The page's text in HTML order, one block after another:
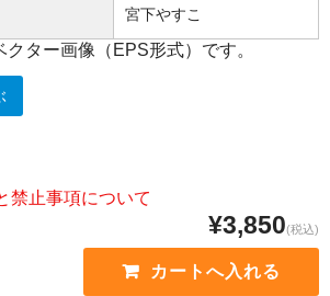
宮下やすこ
ター画像（EPS形式）です。
禁止事項について
¥3,850(税込)